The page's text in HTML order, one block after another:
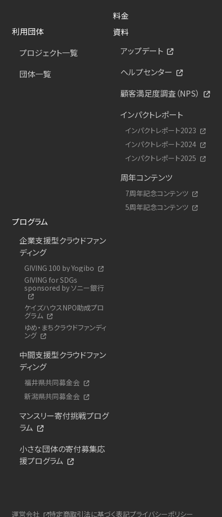
料金
利用団体
プロジェクト一覧
団体一覧
資料
アップデート
ヘルプセンター
顧客満足度調査（NPS）
インパクトレポート
インパクトレポート2023
インパクトレポート2024
インパクトレポート2025
周年コンテンツ
7周年記念コンテンツ
5周年記念コンテンツ
プログラム
企業支援型クラウドファン
ディング
GIVING 100 by Yogibo
GIVING for SDGs
sponsored by ソニー銀行
ケイズハウスNPO助成プロ
グラム
ゆめ・まちクラウドファンディ
ング
中間支援型クラウドファン
ディング
福井県共同募金会
新潟県共同募金会
マンスリー寄付挑戦プログ
ラム
小さな団体の寄付募集応
援プログラム
運営会社 特定商取引法に基づく表記プライバシーポリシー